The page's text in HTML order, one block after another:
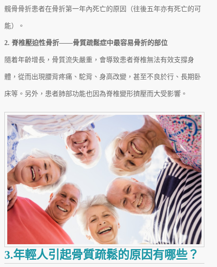
髖骨骨折患者在骨折第一年內死亡的原因（往後五年亦有死亡的可
能）。
2. 脊椎壓迫性骨折——骨質疏鬆症中最容易骨折的部位
隨着年齡增長，骨質流失嚴重，會導致患者脊椎無法有效支撐身
體，從而出現腰背疼痛、駝背、身高改變，甚至不良於行、長期卧
床等。另外，患者肺部功能也因為脊椎變形擠壓而大受影響。
3.年輕人引起骨質疏鬆的原因有哪些？